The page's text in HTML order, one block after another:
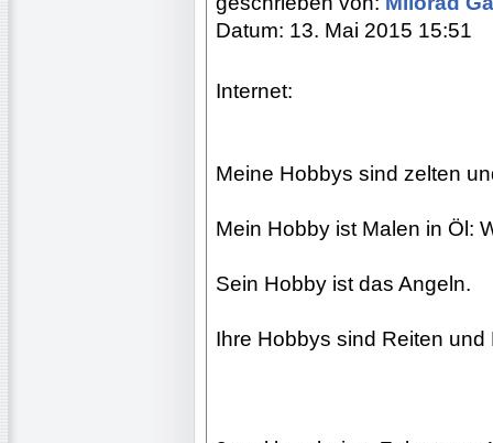
Datum: 13. Mai 2015 15:51
Internet:
Meine Hobbys sind zelten
Mein Hobby ist Malen in Öl:
Sein Hobby ist das Angeln.
Ihre Hobbys sind Reiten und